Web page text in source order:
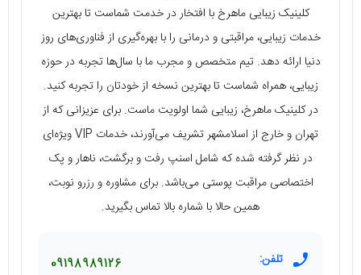
کلینیک زیبایی ماهرخ با افتخار در خدمت شماست تا بهترین
خدمات زیبایی، مراقبتی و درمانی را با بهره‌گیری از فناوری‌های روز
دنیا ارائه دهد. تیم متخصص و مجرب ما با سال‌ها تجربه در حوزه
زیبایی، همراه شماست تا بهترین نسخه از خودتان را تجربه کنید.
در کلینیک ماهرخ، زیبایی شما اولویت ماست. برای عزیزانی که از
تهران و خارج از اسلامشهر تشریف می‌آورند، خدمات VIP ویژه‌ای
در نظر گرفته شده که شامل اسنپ رفت و برگشت، ناهار و پک
اختصاصی مراقبت پوستی می‌باشد. برای مشاوره و رزرو نوبت،
همین حالا با شماره بالا تماس بگیرید.
تلفن: 09198989126